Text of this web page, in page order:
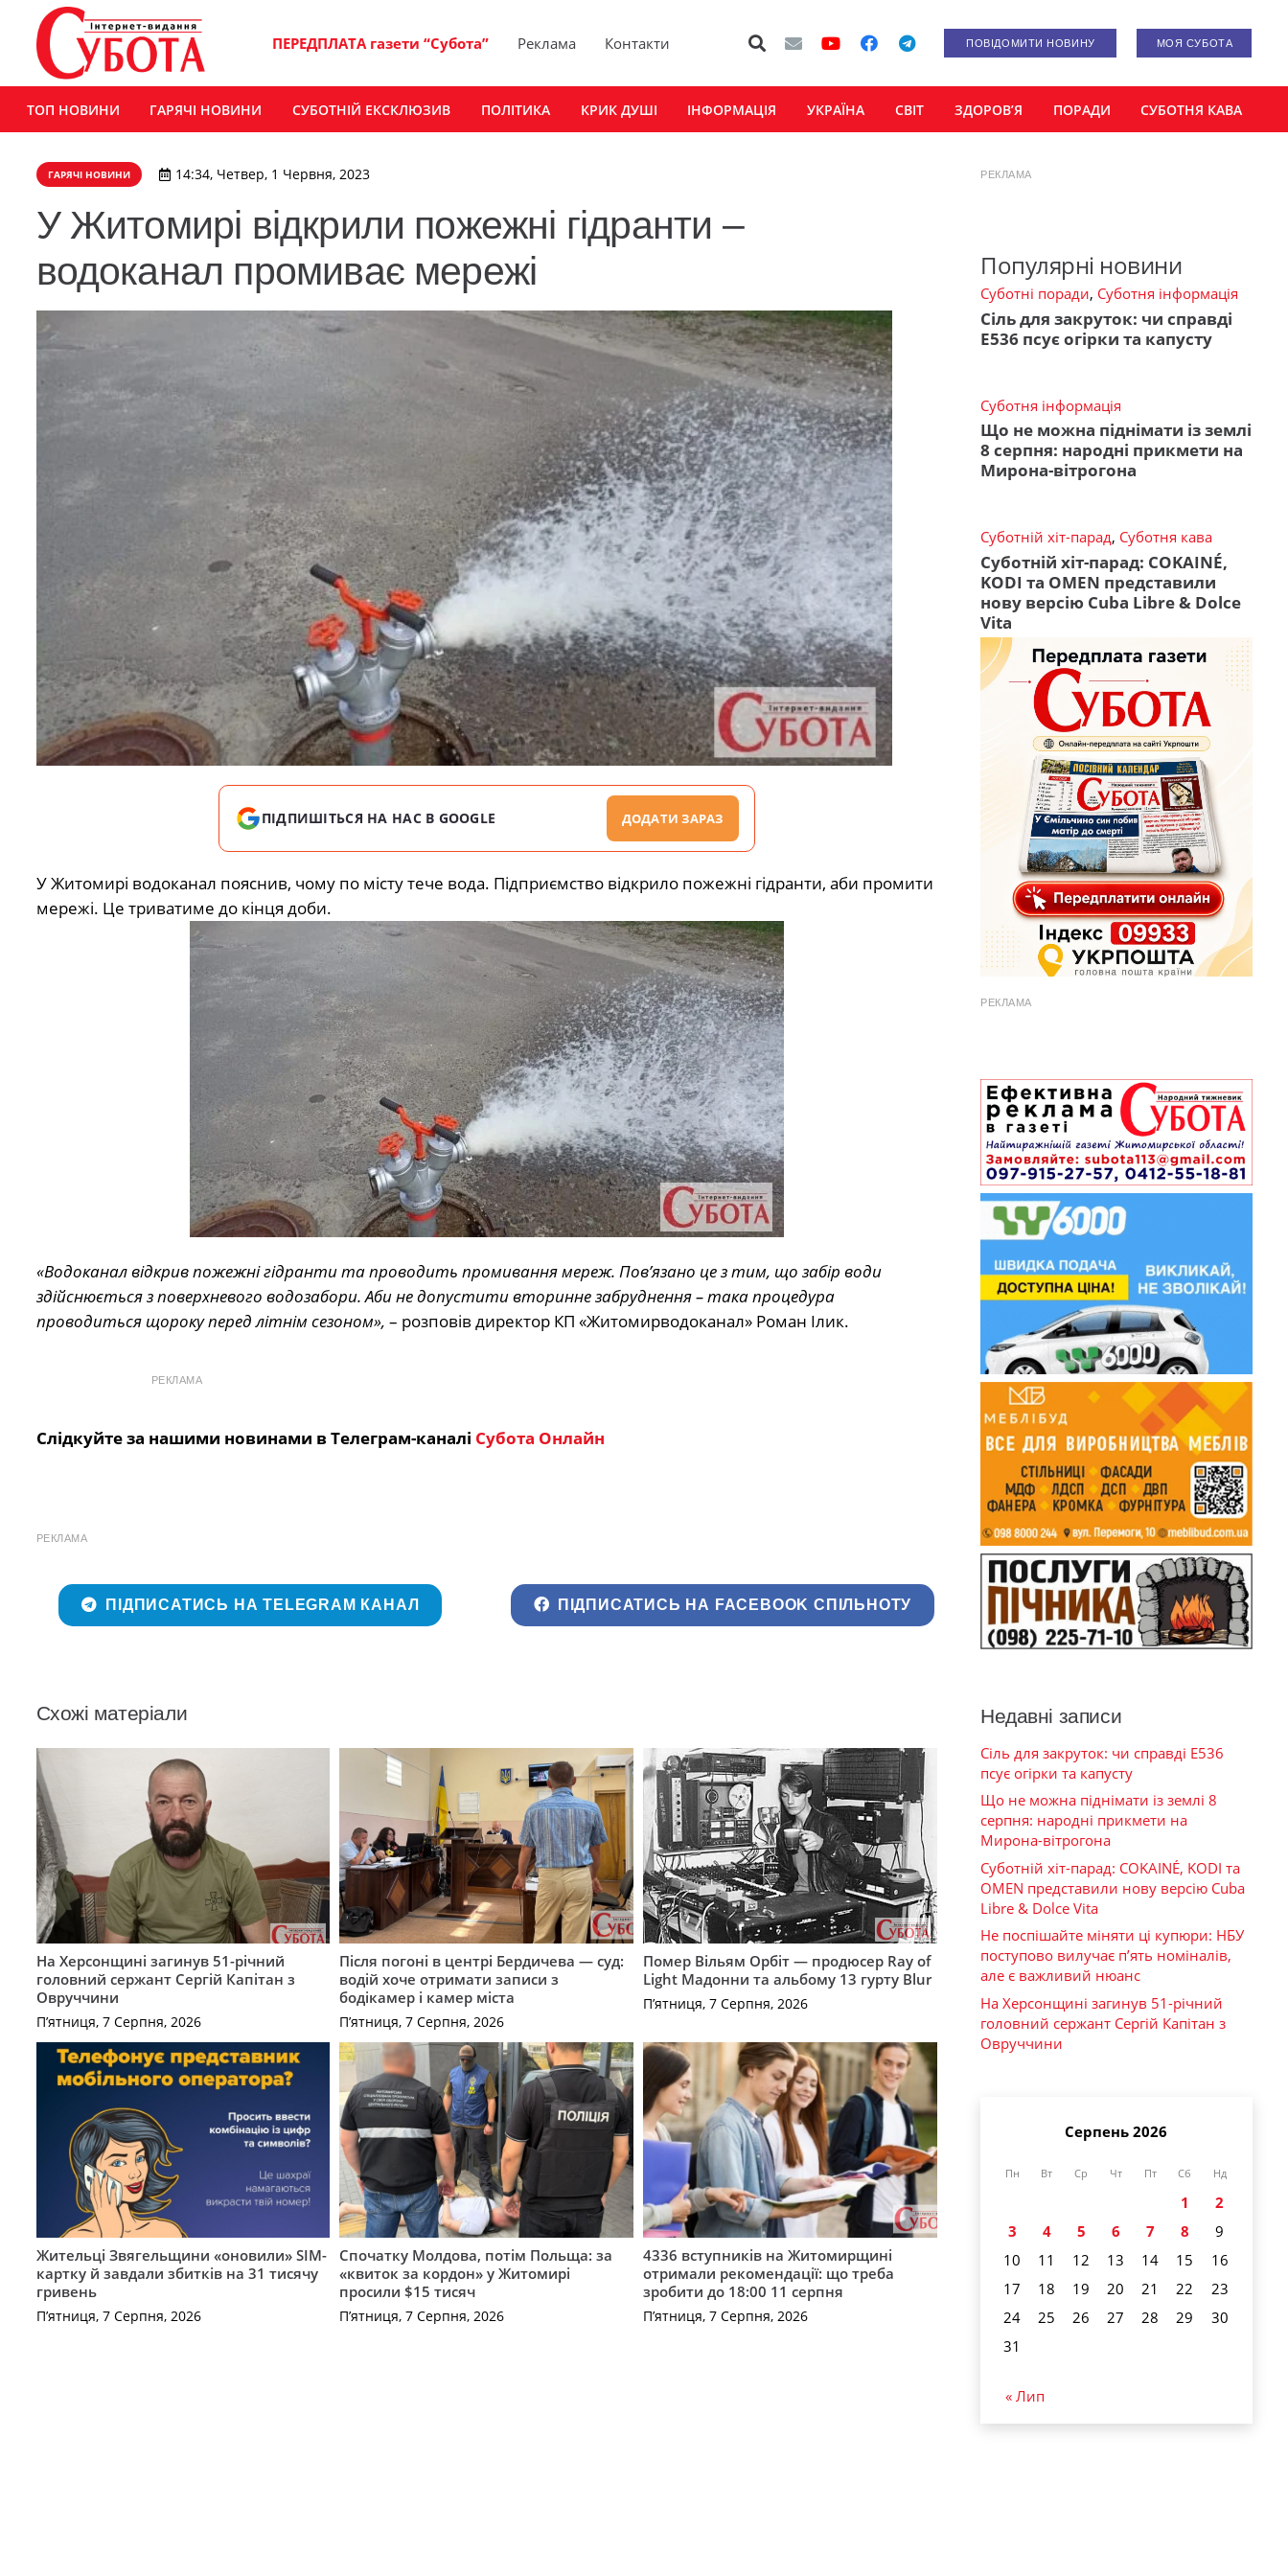
ПЕРЕДПЛАТА газети “Субота” Реклама Контакти ПОВІДОМИТИ НОВИНУ МОЯ СУБОТА
ТОП НОВИНИ ГАРЯЧІ НОВИНИ СУБОТНІЙ ЕКСКЛЮЗИВ ПОЛІТИКА КРИК ДУШІ ІНФОРМАЦІЯ УКРАЇНА СВІТ ЗДОРОВ’Я ПОРАДИ СУБОТНЯ КАВА
ГАРЯЧІ НОВИНИ 14:34, Четвер, 1 Червня, 2023
У Житомирі відкрили пожежні гідранти –
водоканал промиває мережі
ПІДПИШІТЬСЯ НА НАС В GOOGLE ДОДАТИ ЗАРАЗ
У Житомирі водоканал пояснив, чому по місту тече вода. Підприємство відкрило пожежні гідранти, аби промити
мережі. Це триватиме до кінця доби.
«Водоканал відкрив пожежні гідранти та проводить промивання мереж. Повʼязано це з тим, що забір води
здійснюється з поверхневого водозабори. Аби не допустити вторинне забруднення – така процедура
проводиться щороку перед літнім сезоном», – розповів директор КП «Житомирводоканал» Роман Ілик.
РЕКЛАМА
Слідкуйте за нашими новинами в Телеграм-каналі Субота Онлайн
РЕКЛАМА
ПІДПИСАТИСЬ НА TELEGRAM КАНАЛ ПІДПИСАТИСЬ НА FACEBOOK СПІЛЬНОТУ
Схожі матеріали
На Херсонщині загинув 51-річний
головний сержант Сергій Капітан з
Овруччини
П’ятниця, 7 Серпня, 2026
Після погоні в центрі Бердичева — суд:
водій хоче отримати записи з
бодікамер і камер міста
П’ятниця, 7 Серпня, 2026
Помер Вільям Орбіт — продюсер Ray of
Light Мадонни та альбому 13 гурту Blur
П’ятниця, 7 Серпня, 2026
Жительці Звягельщини «оновили» SIM-
картку й завдали збитків на 31 тисячу
гривень
П’ятниця, 7 Серпня, 2026
Спочатку Молдова, потім Польща: за
«квиток за кордон» у Житомирі
просили $15 тисяч
П’ятниця, 7 Серпня, 2026
4336 вступників на Житомирщині
отримали рекомендації: що треба
зробити до 18:00 11 серпня
П’ятниця, 7 Серпня, 2026
РЕКЛАМА
Популярні новини
Суботні поради, Суботня інформація
Сіль для закруток: чи справді
Е536 псує огірки та капусту
Суботня інформація
Що не можна піднімати із землі
8 серпня: народні прикмети на
Мирона-вітрогона
Суботній хіт-парад, Суботня кава
Суботній хіт-парад: COKAINÉ,
KODI та OMEN представили
нову версію Cuba Libre & Dolce
Vita
РЕКЛАМА
Недавні записи
Сіль для закруток: чи справді Е536
псує огірки та капусту
Що не можна піднімати із землі 8
серпня: народні прикмети на
Мирона-вітрогона
Суботній хіт-парад: COKAINÉ, KODI та
OMEN представили нову версію Cuba
Libre & Dolce Vita
Не поспішайте міняти ці купюри: НБУ
поступово вилучає п’ять номіналів,
але є важливий нюанс
На Херсонщині загинув 51-річний
головний сержант Сергій Капітан з
Овруччини
Серпень 2026
Пн Вт Ср Чт Пт Сб Нд
1
2
3
4 5 6 7 8
9
10
11 12 13 14 15
16
17
18 19 20 21 22
23
24
25 26 27 28 29
30
31
« Лип